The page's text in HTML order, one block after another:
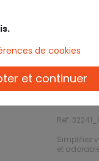
Ref.
Simplifiez
et
de cookies
et continuer